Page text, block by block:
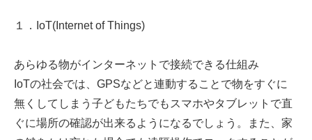
１．IoT(Internet of Things)
あらゆる物がインターネットで接続できる仕組み
IoTの社会では、GPSなどと連動することで物をすぐに
無くしてしまう子どもたちでもスマホやタブレットで直
ぐに場所の確認が出来るようになるでしょう。また、家